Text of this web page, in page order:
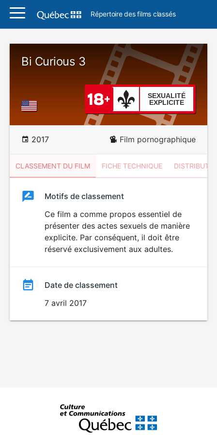
Répertoire des films classés
Bi Curious 3
SEXUALITÉ
EXPLICITE
2017 Film pornographique
CLASSEMENT DU FILM FICHE TECHNIQUE
ClassementClassement
SEXUALITÉ
EXPLICITE
Motifs de classement
Ce film a comme propos essentiel de
présenter des actes sexuels de manière
explicite. Par conséquent, il doit être
réservé exclusivement aux adultes.
Date de classement
7 avril 2017